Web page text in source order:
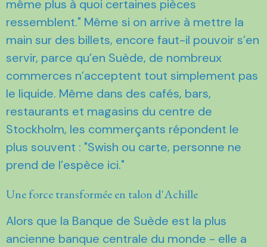
même plus à quoi certaines pièces
ressemblent." Même si on arrive à mettre la
main sur des billets, encore faut-il pouvoir s’en
servir, parce qu’en Suède, de nombreux
commerces n’acceptent tout simplement pas
le liquide. Même dans des cafés, bars,
restaurants et magasins du centre de
Stockholm, les commerçants répondent le
plus souvent : "Swish ou carte, personne ne
prend de l’espèce ici."
Une force transformée en talon d'Achille
Alors que la Banque de Suède est la plus
ancienne banque centrale du monde - elle a